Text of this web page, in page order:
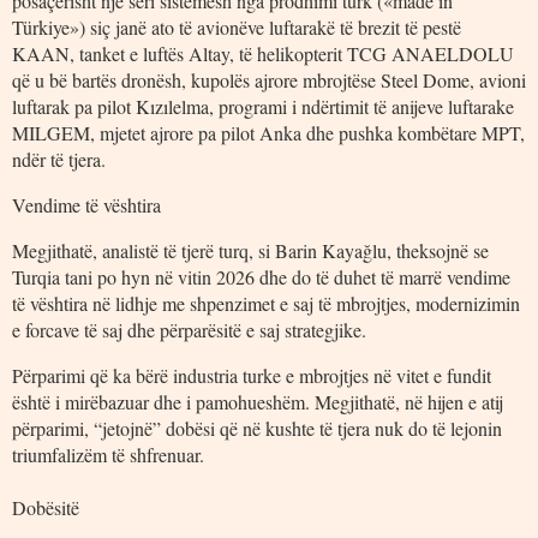
Türkiye») siç janë ato të avionëve luftarakë të brezit të pestë
KAAN, tanket e luftës Altay, të helikopterit TCG ANAELDOLU
që u bë bartës dronësh, kupolës ajrore mbrojtëse Steel Dome, avioni
luftarak pa pilot Kızılelma, programi i ndërtimit të anijeve luftarake
MILGEM, mjetet ajrore pa pilot Anka dhe pushka kombëtare MPT,
ndër të tjera.
Vendime të vështira
Megjithatë, analistë të tjerë turq, si Barin Kayağlu, theksojnë se
Turqia tani po hyn në vitin 2026 dhe do të duhet të marrë vendime
të vështira në lidhje me shpenzimet e saj të mbrojtjes, modernizimin
e forcave të saj dhe përparësitë e saj strategjike.
Përparimi që ka bërë industria turke e mbrojtjes në vitet e fundit
është i mirëbazuar dhe i pamohueshëm. Megjithatë, në hijen e atij
përparimi, “jetojnë” dobësi që në kushte të tjera nuk do të lejonin
triumfalizëm të shfrenuar.
Dobësitë